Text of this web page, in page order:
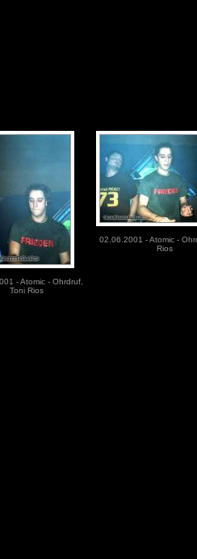
- Atomic - Ohrdruf,
Toni Rios
02.06.2001 - Atomic -
Rios